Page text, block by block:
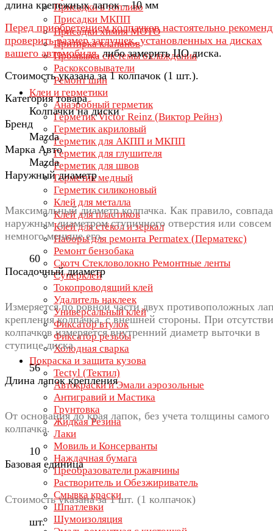
Присадки в топливо
Присадки МКПП
Присадки химия МОТО
Притирка клапанов
Промывка системы охлаждения
Раскоксовыватели
Ремонт шин
Клеи и герметики
Анаэробный герметик
Герметик Victor Reinz (Виктор Рейнз)
Герметик акриловый
Герметик для АКПП и МКПП
Герметик для глушителя
Герметик для швов
Герметик медный
Герметик силиконовый
Клей для металла
Клей для пластиков
Клей для стёкол и зеркал
Наборы для ремонта Permatex (Перматекс)
Ремонт бензобака
Скотч Стекловолокно Ремонтные ленты
Суперклей
Токопроводящий клей
Удалитель наклеек
Универсальный клей
Фиксатор втулок
Фиксатор резьбы
Холодная сварка
Покраска и защита кузова
Tectyl (Тектил)
Автокраски и Эмали аэрозольные
Антигравий и Мастика
Грунтовка
Жидкая Резина
Лаки
Мовиль и Консерванты
Наждачная бумага
Преобразователи ржавчины
Растворитель и Обезжириватель
Смывка краски
Шпатлевки
Шумоизоляция
длина крепежных лапок – 10 мм
Перед приобретением колпачков настоятельно
проверить размер заглушек, установленных на дисках
вашего автомобиля, либо замерить ЦО диска.
Стоимость указана за 1 колпачок (1 шт.).
Категория товара
Колпачки на диски
Бренд
Mazda
Марка Авто
Mazda
Наружный диаметр
Максимальный диаметр колпачка. Как правило,
наружным диаметром ступичного отверстия или совсем
немного меньше его.
60
Посадочный диаметр
Измеряется по ровной части двух противоположных
крепления колпачка, с внешней стороны. При
колпачков измеряется внутренний диаметр выточки в
ступице диска
56
Длина лапок крепления
От основания до края лапок, без учета толщины самого
колпачка.
10
Базовая единица
Стоимость указана за 1 шт. (1 колпачок)
шт.